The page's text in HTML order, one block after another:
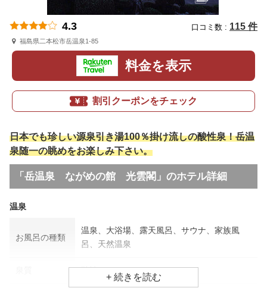
4.3 口コミ数 : 115 件
福島県二本松市岳温泉1-85
料金を表示
割引クーポンをチェック
日本でも珍しい源泉引き湯100％掛け流しの酸性泉！岳温
泉随一の眺めをお楽しみ下さい。
「岳温泉 ながめの館 光雲閣」のホテル詳細
温泉
お風呂の種類
温泉、大浴場、露天風呂、サウナ、家族風
呂、天然温泉
酸性